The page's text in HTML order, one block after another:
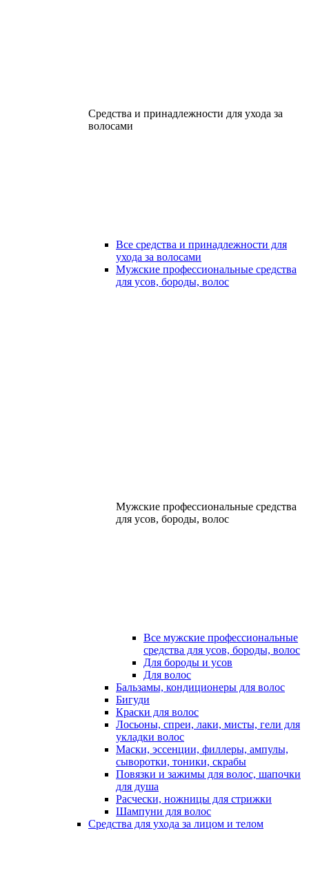
Средства и принадлежности для ухода за
волосами
Все средства и принадлежности для
ухода за волосами
Мужские профессиональные средства
для усов, бороды, волос
Мужские профессиональные средства
для усов, бороды, волос
Все мужские профессиональные
средства для усов, бороды, волос
Для бороды и усов
Для волос
Бальзамы, кондиционеры для волос
Бигуди
Краски для волос
Лосьоны, спреи, лаки, мисты, гели для
укладки волос
Маски, эссенции, филлеры, ампулы,
сыворотки, тоники, скрабы
Повязки и зажимы для волос, шапочки
для душа
Расчески, ножницы для стрижки
Шампуни для волос
Средства для ухода за лицом и телом